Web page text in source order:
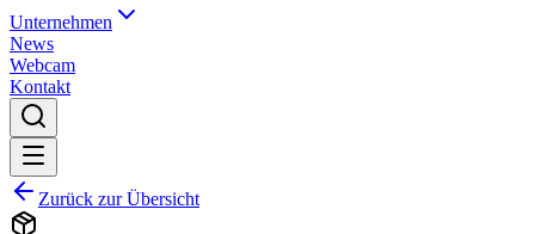
Unternehmen
News
Webcam
Kontakt
Zurück zur Übersicht